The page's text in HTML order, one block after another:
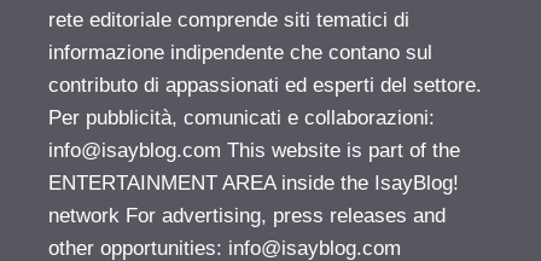
rete editoriale comprende siti tematici di
informazione indipendente che contano sul
contributo di appassionati ed esperti del settore.
Per pubblicità, comunicati e collaborazioni:
info@isayblog.com This website is part of the
ENTERTAINMENT AREA inside the IsayBlog!
network For advertising, press releases and
other opportunities: info@isayblog.com